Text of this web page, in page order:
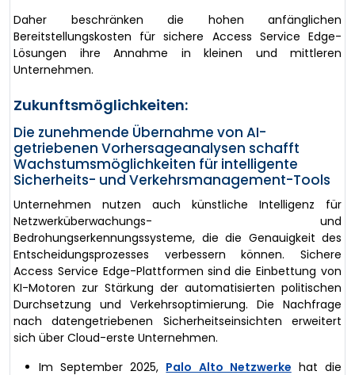
Daher beschränken die hohen anfänglichen
Bereitstellungskosten für sichere Access Service Edge-
Lösungen ihre Annahme in kleinen und mittleren
Unternehmen.
Zukunftsmöglichkeiten:
Die zunehmende Übernahme von AI-
getriebenen Vorhersageanalysen schafft
Wachstumsmöglichkeiten für intelligente
Sicherheits- und Verkehrsmanagement-Tools
Unternehmen nutzen auch künstliche Intelligenz für
Netzwerküberwachungs- und
Bedrohungserkennungssysteme, die die Genauigkeit des
Entscheidungsprozesses verbessern können. Sichere
Access Service Edge-Plattformen sind die Einbettung von
KI-Motoren zur Stärkung der automatisierten politischen
Durchsetzung und Verkehrsoptimierung. Die Nachfrage
nach datengetriebenen Sicherheitseinsichten erweitert
sich über Cloud-erste Unternehmen.
Im September 2025, Palo Alto Netzwerke hat die